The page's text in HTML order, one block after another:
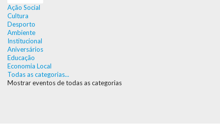
Ação Social
Cultura
Desporto
Ambiente
Institucional
Aniversários
Educação
Economia Local
Todas as categorias...
Mostrar eventos de todas as categorias